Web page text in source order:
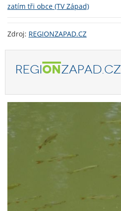
zatím tři obce (TV Západ)
Zdroj: REGIONZAPAD.CZ
REGIONZAPAD.CZ